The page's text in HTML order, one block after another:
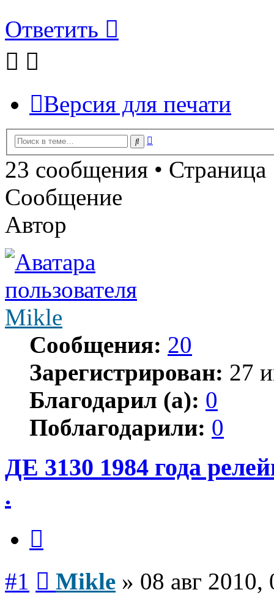
Ответить
Версия для печати
Поиск
23 сообщения • Страница
Сообщение
Автор
Mikle
Сообщения: 20
Зарегистрирован: 27
Благодарил (а): 0
Поблагодарили: 0
ДЕ 3130 1984 года
.
#1 Mikle » 08 авг 2010,